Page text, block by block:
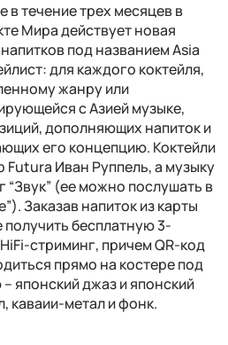
в течение трех месяцев в
Мира действует новая
под названиемAsia
для каждого коктейля,
жанру или
с Азией музыке,
дополняющих напиток и
его концепцию. Коктейли
Futura Иван Руппель, а музыку
“Звук” (ее можно послушать в
Заказав напиток из карты
бесплатную 3-
стриминг, причем QR-код
прямо на костере под
японский джаз и японский
каваии-метал и фонк.